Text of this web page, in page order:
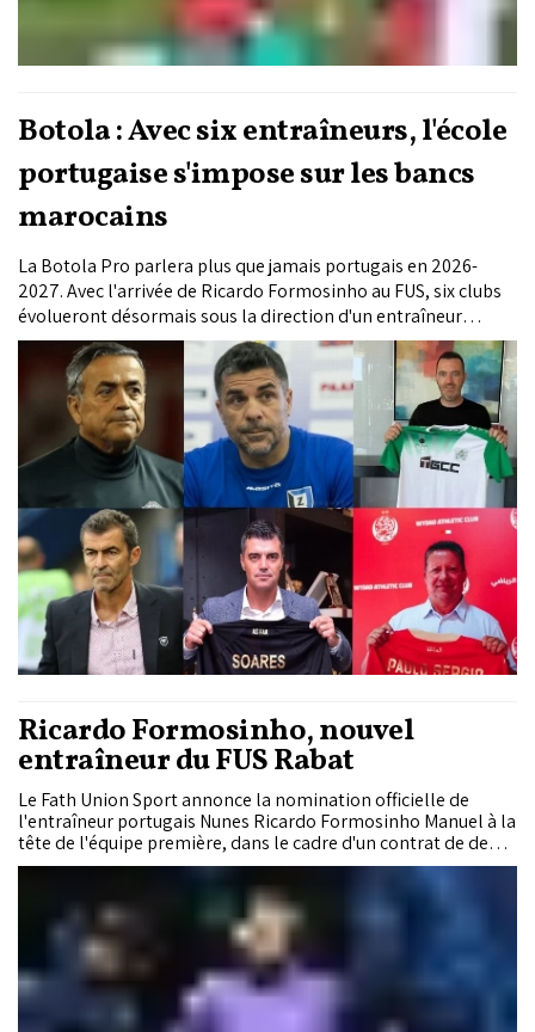
Botola : Avec six entraîneurs, l'école
portugaise s'impose sur les bancs
marocains
La Botola Pro parlera plus que jamais portugais en 2026-
2027. Avec l'arrivée de Ricardo Formosinho au FUS, six clubs
évolueront désormais sous la direction d'un entraîneur
portugais. À cette présence déjà remarquable s'ajoutent João
Sacramento, adjoint de Mohamed Ouahbi au banc des Lions
de l'Atlas, et Rogério Matias, récemment nommé directeur
sportif du Raja, illustrant l'influence croissante de l'école
portugaise dans le football national.
Ricardo Formosinho, nouvel
entraîneur du FUS Rabat
Le Fath Union Sport annonce la nomination officielle de
l'entraîneur portugais Nunes Ricardo Formosinho Manuel à la
tête de l'équipe première, dans le cadre d'un contrat de deux
saisons.